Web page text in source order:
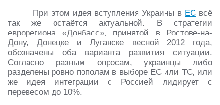
При этом идея вступления Украины в ЕС всё
так же остаётся актуальной. В стратегии
еврорегиона «Донбасс», принятой в Ростове-на-
Дону, Донецке и Луганске весной 2012 года,
обозначены оба варианта развития ситуации.
Согласно разным опросам, украинцы либо
разделены ровно пополам в выборе ЕС или ТС, или
же идея интеграции с Россией лидирует с
перевесом до 10%.